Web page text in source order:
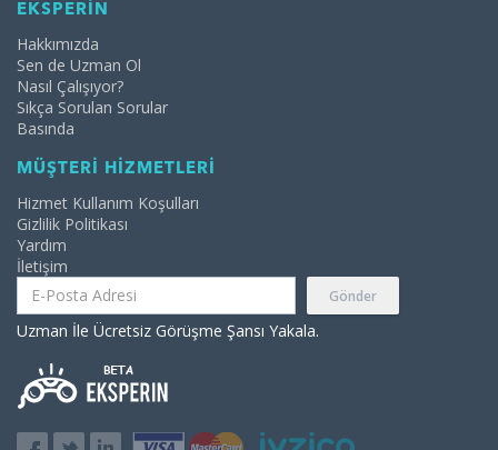
EKSPERİN
Hakkımızda
Sen de Uzman Ol
Nasıl Çalışıyor?
Sıkça Sorulan Sorular
Basında
MÜŞTERİ HİZMETLERİ
Hizmet Kullanım Koşulları
Gizlilik Politikası
Yardım
İletişim
Gönder
Uzman İle Ücretsiz Görüşme Şansı Yakala.